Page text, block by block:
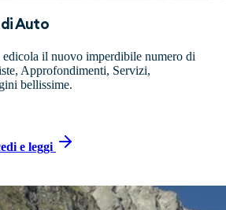
Auto
edicola il nuovo imperdibile numero di
Approfondimenti, Servizi,
bellissime.
e leggi